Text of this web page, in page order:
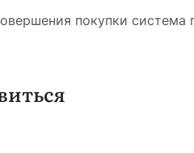
покупки система